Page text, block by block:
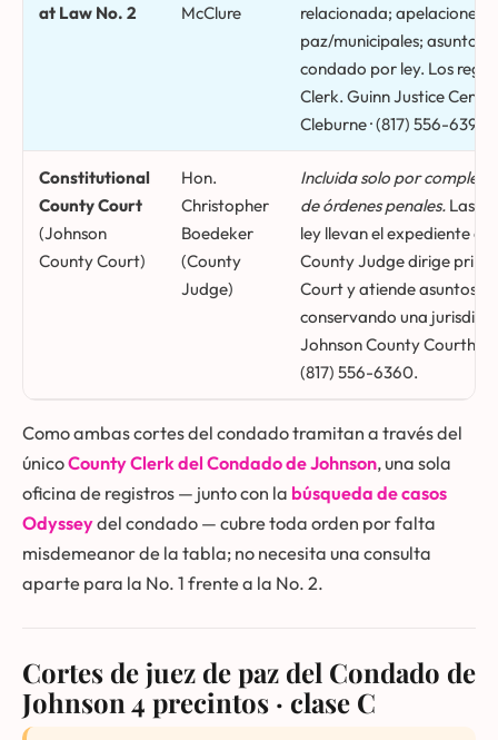
at Law No. 2
McClure
relacionada; apelaciones
paz/municipales; asuntos
condado por ley. Los
Clerk. Guinn Justice
Cleburne · (817) 556-6395
Constitutional
County Court
(Johnson
County Court)
Hon.
Christopher
Boedeker
(County
Judge)
Incluida solo por
de órdenes penales. Las
ley llevan el expediente
County Judge dirige
Court y atiende asuntos
conservando una
Johnson County
(817) 556-6360.
Como ambas cortes del condado tramitan a través del
únicoCounty Clerk del Condado de Johnson, una sola
oficina de registros — junto con la búsqueda de casos
Odysseydel condado — cubre toda orden por falta
misdemeanor de la tabla; no necesita una consulta
aparte para la No. 1 frente a la No. 2.
Cortes de juez de paz del Condado de
Johnson 4 precintos · clase C